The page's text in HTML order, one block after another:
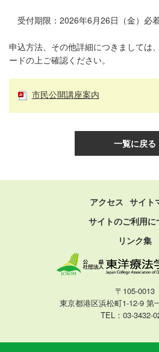
受付期限：2026年6月26日（金）必
申込方法、その他詳細につきましては
ードの上ご確認ください。
市民公開講座案内
一覧に戻る
アクセス サイト
サイトのご利用に
リンク集
〒105-0013
東京都港区浜松町1-12-9 第
TEL： 03-3432-